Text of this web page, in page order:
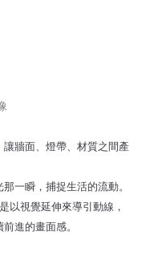
牆面、燈帶、材質之間產
一瞬，捕捉生活的流動。
以視覺延伸來導引動線，
進的畫面感。